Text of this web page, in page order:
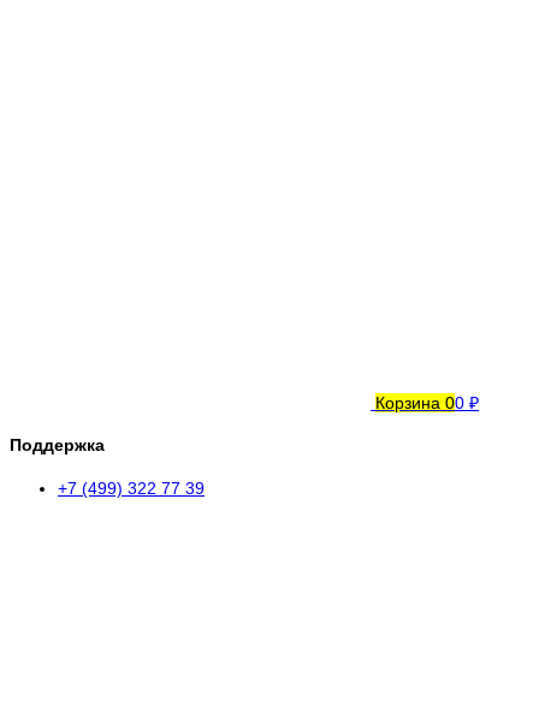
Корзина 00 ₽
Поддержка
+7 (499) 322 77 39